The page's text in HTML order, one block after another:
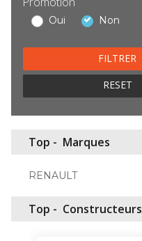
Oui Non
RESET
Top - Marques
RENAULT
Top - Constructeurs